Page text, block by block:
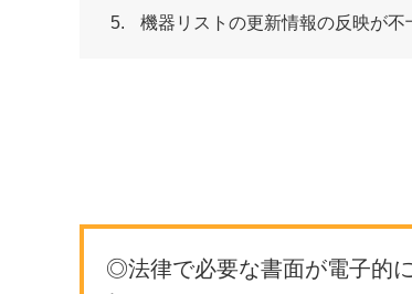
機器リストの更新情報の反映が不
◎法律で必要な書面が電子的に